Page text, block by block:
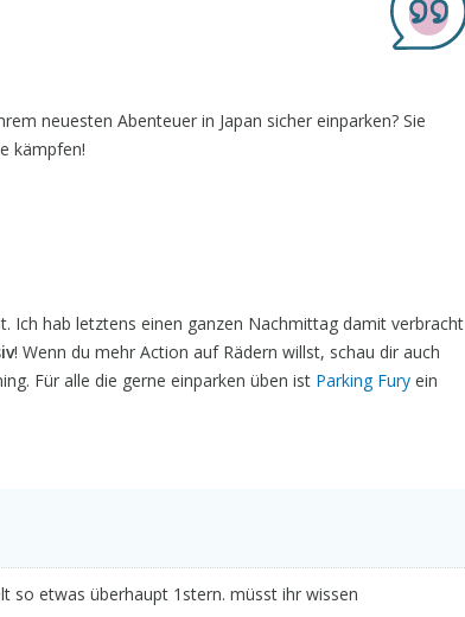
neuesten Abenteuer in Japan sicher einparken? Sie
kämpfen!
Ich hab letztens einen ganzen Nachmittag damit verbracht
! Wenn du mehr Action auf Rädern willst, schau dir auch
Für alle die gerne einparken üben ist Parking Fury ein
so etwas überhaupt 1stern. müsst ihr wissen